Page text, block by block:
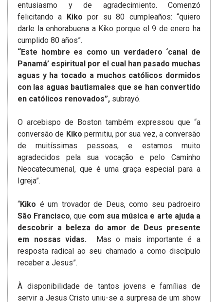
entusiasmo y de agradecimiento. Comenzó
felicitando a Kikopor su 80 cumpleaños: “quiero
darle la enhorabuena a Kiko porque el 9 de enero ha
cumplido 80 años”.
“Este hombre es como un verdadero ‘canal de
Panamá’ espiritual por el cual han pasado muchas
aguas y ha tocado a muchos católicos dormidos
con las aguas bautismales que se han convertido
en católicos renovados”, subrayó.
O arcebispo de Boston também expressou que “a
conversão de Kiko permitiu, por sua vez, a conversão
de muitíssimas pessoas, e estamos muito
agradecidos pela sua vocação e pelo Caminho
Neocatecumenal, que é uma graça especial para a
Igreja”.
“Kiko é um trovador de Deus, como seu padroeiro
São Francisco, que com sua música e arte ajuda a
descobrir a beleza do amor de Deus presente
em nossas vidas. Mas o mais importante é a
resposta radical ao seu chamado a como discípulo
receber a Jesus”.
À disponibilidade de tantos jovens e famílias de
servir a Jesus Cristo uniu-se a surpresa de um show